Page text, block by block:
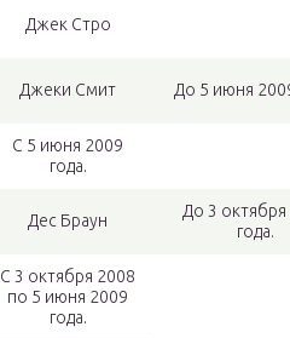
Джек Стро
Джеки Смит До 5 июня
С 5 июня 2009
года.
Дес Браун
До 3
года.
С 3 октября 2008
по 5 июня 2009
года.